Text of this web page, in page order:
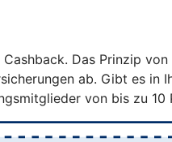
Das Prinzip
ab. Gibt es in
von bis zu